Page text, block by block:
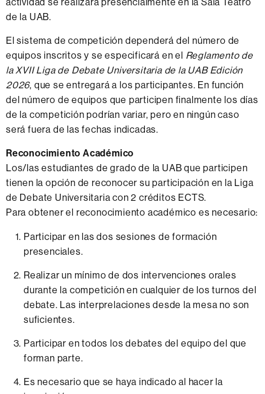
de la UAB.
El sistema de competición dependerá del número de
equipos inscritos y se especificará en el Reglamento de
la XVII Liga de Debate Universitaria de la UAB Edición
2026, que se entregará a los participantes. En función
del número de equipos que participen finalmente los días
de la competición podrían variar, pero en ningún caso
será fuera de las fechas indicadas.
Reconocimiento Académico
Los/las estudiantes de grado de la UAB que participen
tienen la opción de reconocer su participación en la Liga
de Debate Universitaria con 2 créditos ECTS.
Para obtener el reconocimiento académico es necesario:
Participar en las dos sesiones de formación
presenciales.
Realizar un mínimo de dos intervenciones orales
durante la competición en cualquier de los turnos del
debate. Las interprelaciones desde la mesa no son
suficientes.
Participar en todos los debates del equipo del que
forman parte.
Es necesario que se haya indicado al hacer la